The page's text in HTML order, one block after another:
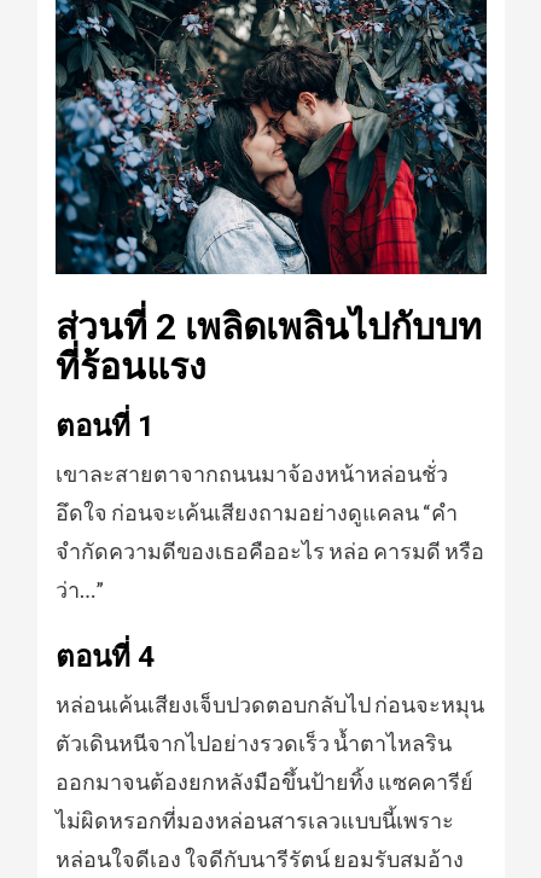
ส่วนที่ 2 เพลิดเพลินไปกับบท
ที่ร้อนแรง
ตอนที่ 1
เขาละสายตาจากถนนมาจ้องหน้าหล่อนชั่ว
อึดใจ ก่อนจะเค้นเสียงถามอย่างดูแคลน “คำ
จำกัดความดีของเธอคืออะไร หล่อ คารมดี หรือ
ว่า…”
ตอนที่ 4
หล่อนเค้นเสียงเจ็บปวดตอบกลับไป ก่อนจะหมุน
ตัวเดินหนีจากไปอย่างรวดเร็ว น้ำตาไหลริน
ออกมาจนต้องยกหลังมือขึ้นป้ายทิ้ง แซคคารีย์
ไม่ผิดหรอกที่มองหล่อนสารเลวแบบนี้เพราะ
หล่อนใจดีเอง ใจดีกับนารีรัตน์ ยอมรับสมอ้าง